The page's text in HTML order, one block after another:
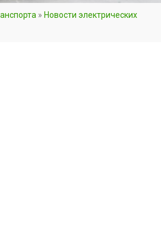
» Новости электрических